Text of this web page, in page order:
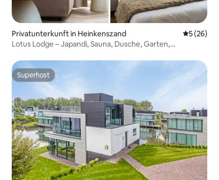
Privatunterkunft in Heinkenszand
5 (26)
Lotus Lodge – Japandi, Sauna, Dusche, Garten,
Superhost
Superhost